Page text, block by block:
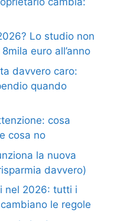
Lo studio non
euro all’anno
davvero caro:
quando
cosa
cosa no
la nuova
davvero)
nel 2026: tutti i
le regole